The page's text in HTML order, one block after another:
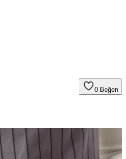
0 Beğen
Makası: Dayanıklı ve
Mutfakta Pratiklik